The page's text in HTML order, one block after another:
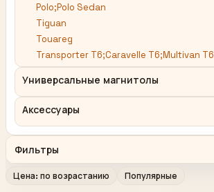
Polo;Polo Sedan
Tiguan
Touareg
Transporter T6;Caravelle T6;Multivan T6
Универсальные магнитолы
Аксессуары
Фильтры
Цена: по возрастанию Популярные